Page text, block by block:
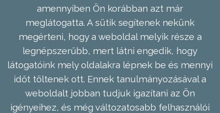
amennyiben Ön korábban azt már
meglátogatta. A sütik segítenek nekünk
megérteni, hogy a weboldal melyik része a
legnépszerűbb, mert látni engedik, hogy
látogatóink mely oldalakra lépnek be és mennyi
időt töltenek ott. Ennek tanulmányozásával a
weboldalt jobban tudjuk igazítani az Ön
igényeihez, és még változatosabb felhasználói